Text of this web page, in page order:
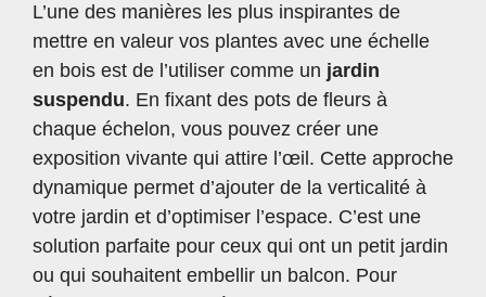
L’une des manières les plus inspirantes de
mettre en valeur vos plantes avec une échelle
en bois est de l’utiliser comme un jardin
suspendu. En fixant des pots de fleurs à
chaque échelon, vous pouvez créer une
exposition vivante qui attire l’œil. Cette approche
dynamique permet d’ajouter de la verticalité à
votre jardin et d’optimiser l’espace. C’est une
solution parfaite pour ceux qui ont un petit jardin
ou qui souhaitent embellir un balcon. Pour